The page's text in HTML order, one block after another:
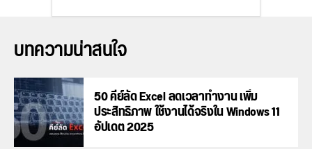
บทความน่าสนใจ
50 คีย์ลัด Excel ลดเวลาทำงาน เพิ่ม
ประสิทธิภาพ ใช้งานได้จริงใน Windows 11
อัปเดต 2025